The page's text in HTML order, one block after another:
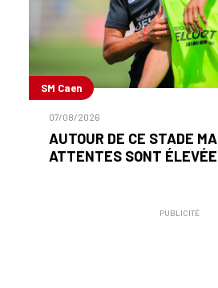
SM Caen
07/08/2026
AUTOUR DE CE STADE
ATTENTES SONT
PUBLICITÉ